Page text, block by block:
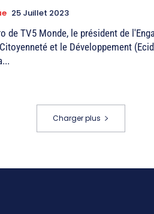
25 Juillet 2023
de TV5 Monde, le président de
et le Développement
Charger plus